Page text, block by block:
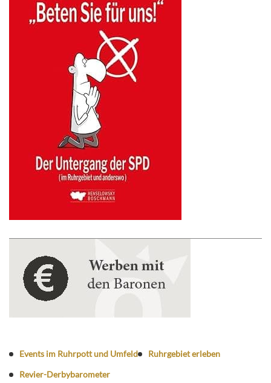
Events im Ruhrpott und Umfeld
Ruhrgebiet erleben
Revier-Derbybarometer